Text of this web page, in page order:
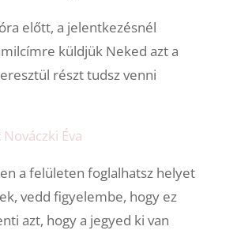
előtt, a jelentkezésnél
küldjük Neked azt a
részt tudsz venni
Nováczki Éva
a felületen foglalhatsz helyet
vedd figyelembe, hogy ez
azt, hogy a jegyed ki van